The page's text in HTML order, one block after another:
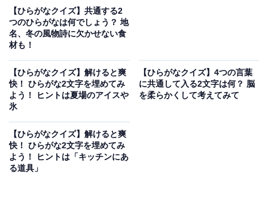
【ひらがなクイズ】共通する2
つのひらがなは何でしょう？ 地
名、冬の風物詩に欠かせない食
材も！
【ひらがなクイズ】解けると爽
快！ ひらがな2文字を埋めてみ
よう！ ヒントは夏場のアイスや
氷
【ひらがなクイズ】4つの言葉
に共通して入る2文字は何？ 脳
を柔らかくして考えてみて
【ひらがなクイズ】解けると爽
快！ ひらがな2文字を埋めてみ
よう！ ヒントは「キッチンにあ
る道具」